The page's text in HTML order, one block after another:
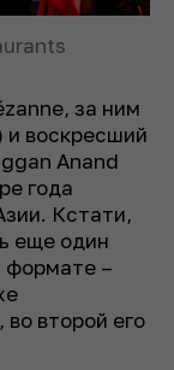
за ним
и воскресший
Anand
года
Кстати,
еще один
формате –
второй его